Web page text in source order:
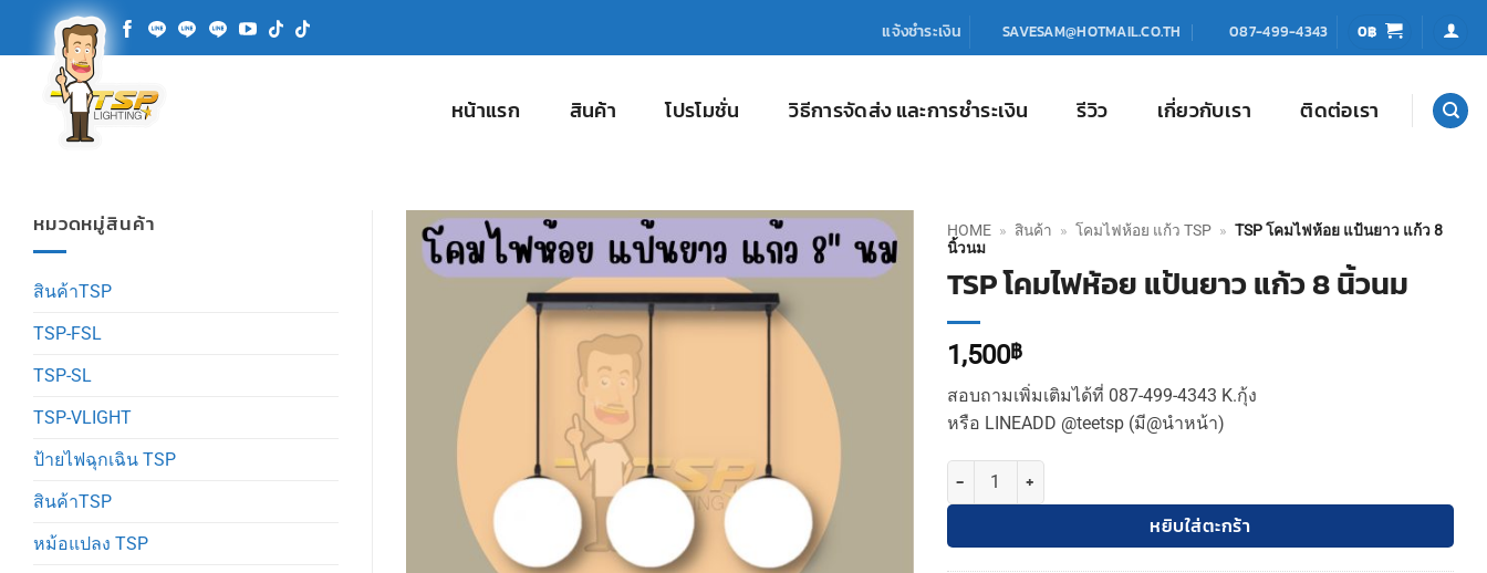
แจ้งชำระเงิน SAVESAM@HOTMAIL.CO.TH 087-499-4343 0฿
หน้าแรก สินค้า โปรโมชั่น วิธีการจัดส่ง และการชำระเงิน รีวิว เกี่ยวกับเรา ติดต่อเรา
หมวดหมู่สินค้า
สินค้าTSP
TSP-FSL
TSP-SL
TSP-VLIGHT
ป้ายไฟฉุกเฉิน TSP
สินค้าTSP
หม้อแปลง TSP
HOME » สินค้า » โคมไฟห้อย แก้ว TSP » TSP โคมไฟห้อย แป้นยาว แก้ว 8
นิ้วนม
TSP โคมไฟห้อย แป้นยาว แก้ว 8 นิ้วนม
1,500฿
สอบถามเพิ่มเติมได้ที่ 087-499-4343 K.กุ้ง
หรือ LINEADD @teetsp (มี@นำหน้า)
จำนวน TSP โคมไฟห้อย แป้นยาว แก้ว 8 นิ้วนม ชิ้น
หยิบใส่ตะกร้า